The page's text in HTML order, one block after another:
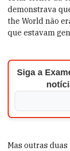
demonstrava
the World não
que estavam
Siga a
Mas outras